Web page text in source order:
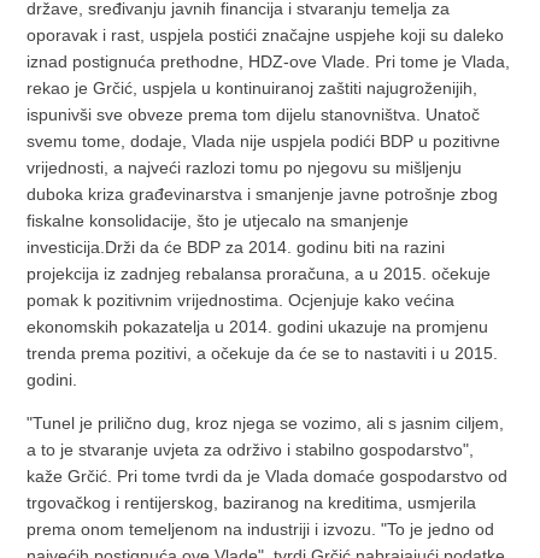
države, sređivanju javnih financija i stvaranju temelja za
oporavak i rast, uspjela postići značajne uspjehe koji su daleko
iznad postignuća prethodne, HDZ-ove Vlade. Pri tome je Vlada,
rekao je Grčić, uspjela u kontinuiranoj zaštiti najugroženijih,
ispunivši sve obveze prema tom dijelu stanovništva. Unatoč
svemu tome, dodaje, Vlada nije uspjela podići BDP u pozitivne
vrijednosti, a najveći razlozi tomu po njegovu su mišljenju
duboka kriza građevinarstva i smanjenje javne potrošnje zbog
fiskalne konsolidacije, što je utjecalo na smanjenje
investicija.Drži da će BDP za 2014. godinu biti na razini
projekcija iz zadnjeg rebalansa proračuna, a u 2015. očekuje
pomak k pozitivnim vrijednostima. Ocjenjuje kako većina
ekonomskih pokazatelja u 2014. godini ukazuje na promjenu
trenda prema pozitivi, a očekuje da će se to nastaviti i u 2015.
godini.
"Tunel je prilično dug, kroz njega se vozimo, ali s jasnim ciljem,
a to je stvaranje uvjeta za održivo i stabilno gospodarstvo",
kaže Grčić. Pri tome tvrdi da je Vlada domaće gospodarstvo od
trgovačkog i rentijerskog, baziranog na kreditima, usmjerila
prema onom temeljenom na industriji i izvozu. "To je jedno od